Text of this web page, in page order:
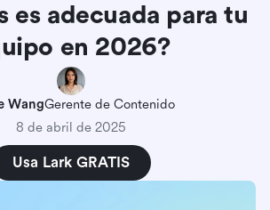
es adecuada para tu
en 2026?
WangGerente de Contenido
8 de abril de 2025
Usa Lark GRATIS